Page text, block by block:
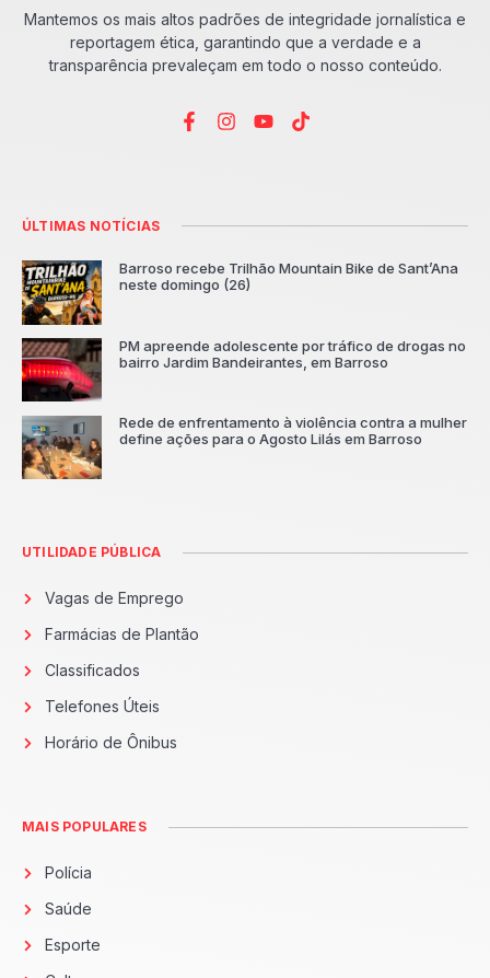
Mantemos os mais altos padrões de integridade jornalística e
reportagem ética, garantindo que a verdade e a
transparência prevaleçam em todo o nosso conteúdo.
ÚLTIMAS NOTÍCIAS
Barroso recebe Trilhão Mountain Bike de Sant’Ana
neste domingo (26)
PM apreende adolescente por tráfico de drogas no
bairro Jardim Bandeirantes, em Barroso
Rede de enfrentamento à violência contra a mulher
define ações para o Agosto Lilás em Barroso
UTILIDADE PÚBLICA
Vagas de Emprego
Farmácias de Plantão
Classificados
Telefones Úteis
Horário de Ônibus
MAIS POPULARES
Polícia
Saúde
Esporte